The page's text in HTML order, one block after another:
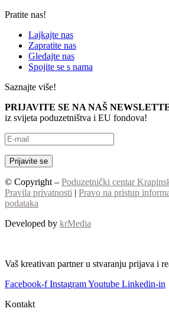
Pratite nas!
Lajkajte nas
Zapratite nas
Gledajte nas
Spojite se s nama
Saznajte više!
PRIJAVITE SE NA NAŠ
iz svijeta poduzetništva i EU fondova!
© Copyright – Poduzetnički centar
Pravila privatnosti | Pravo na pristup
podataka
Developed by krMedia
Vaš kreativan partner u stvaranju prijava i
Facebook-f InstagramYoutube Linkedin-in
Kontakt